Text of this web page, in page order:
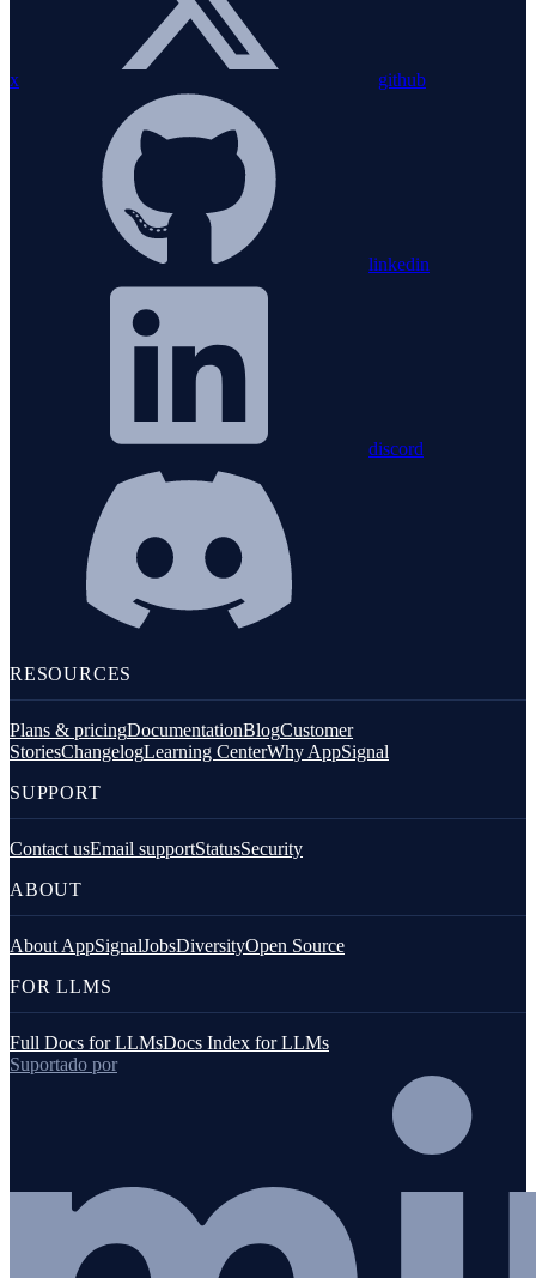
x github
linkedin
discord
RESOURCES
Plans & pricingDocumentationBlogCustomer
StoriesChangelogLearning CenterWhy AppSignal
SUPPORT
Contact usEmail supportStatusSecurity
ABOUT
About AppSignalJobsDiversityOpen Source
FOR LLMS
Full Docs for LLMsDocs Index for LLMs
Suportado por